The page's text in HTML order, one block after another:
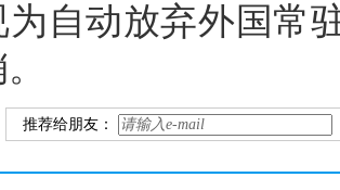
为自动放弃外国常
推荐给朋友：